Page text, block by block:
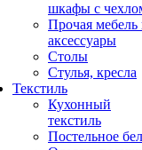
шкафы с
Прочая мебель
аксессуары
Столы
Стулья, кресла
Текстиль
Кухонный
текстиль
Постельное